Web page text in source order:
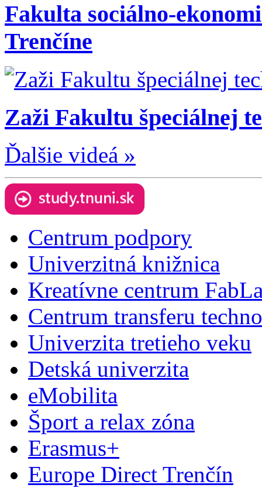
Fakulta sociálno-
Trenčíne
Zaži Fakultu špeciálnej
Ďalšie videá »
Centrum podpory
Univerzitná knižnica
Kreatívne centrum
Centrum transferu
Univerzita tretieho veku
Detská univerzita
eMobilita
Šport a relax zóna
Erasmus+
Europe Direct Trenčín